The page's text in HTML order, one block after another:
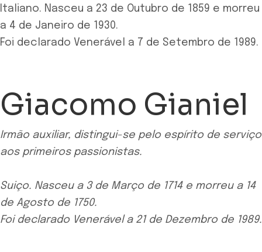
Italiano. Nasceu a 23 de Outubro de 1859 e morreu
a 4 de Janeiro de 1930.
Foi declarado Venerável a 7 de Setembro de 1989.
Giacomo Gianiel
Irmão auxiliar, distingui-se pelo espírito de serviço
aos primeiros passionistas.
Suiço. Nasceu a 3 de Março de 1714 e morreu a 14
de Agosto de 1750.
Foi declarado Venerável a 21 de Dezembro de 1989.